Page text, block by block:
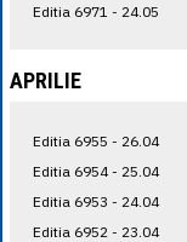
Editia 6971 - 24.05
APRILIE
Editia 6955 - 26.04
Editia 6954 - 25.04
Editia 6953 - 24.04
Editia 6952 - 23.04